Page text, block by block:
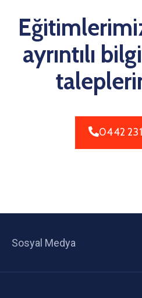
ayrıntılı
0442
Sosyal Medya